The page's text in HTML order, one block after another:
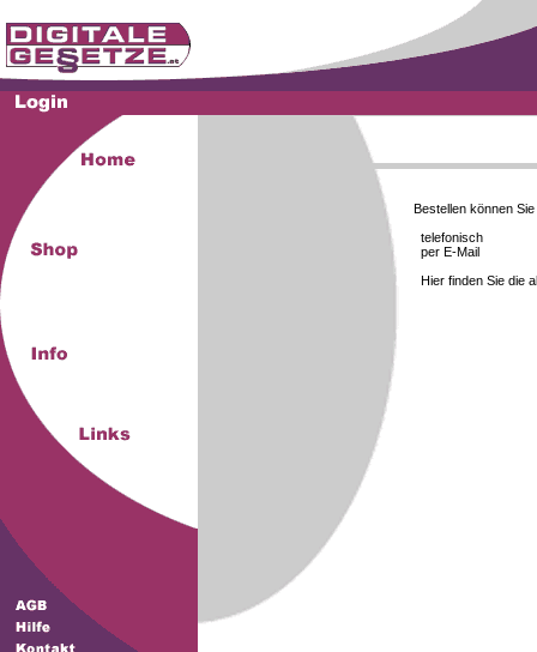
Bestellen können Sie
telefonisch
per E-Mail
Hier finden Sie die